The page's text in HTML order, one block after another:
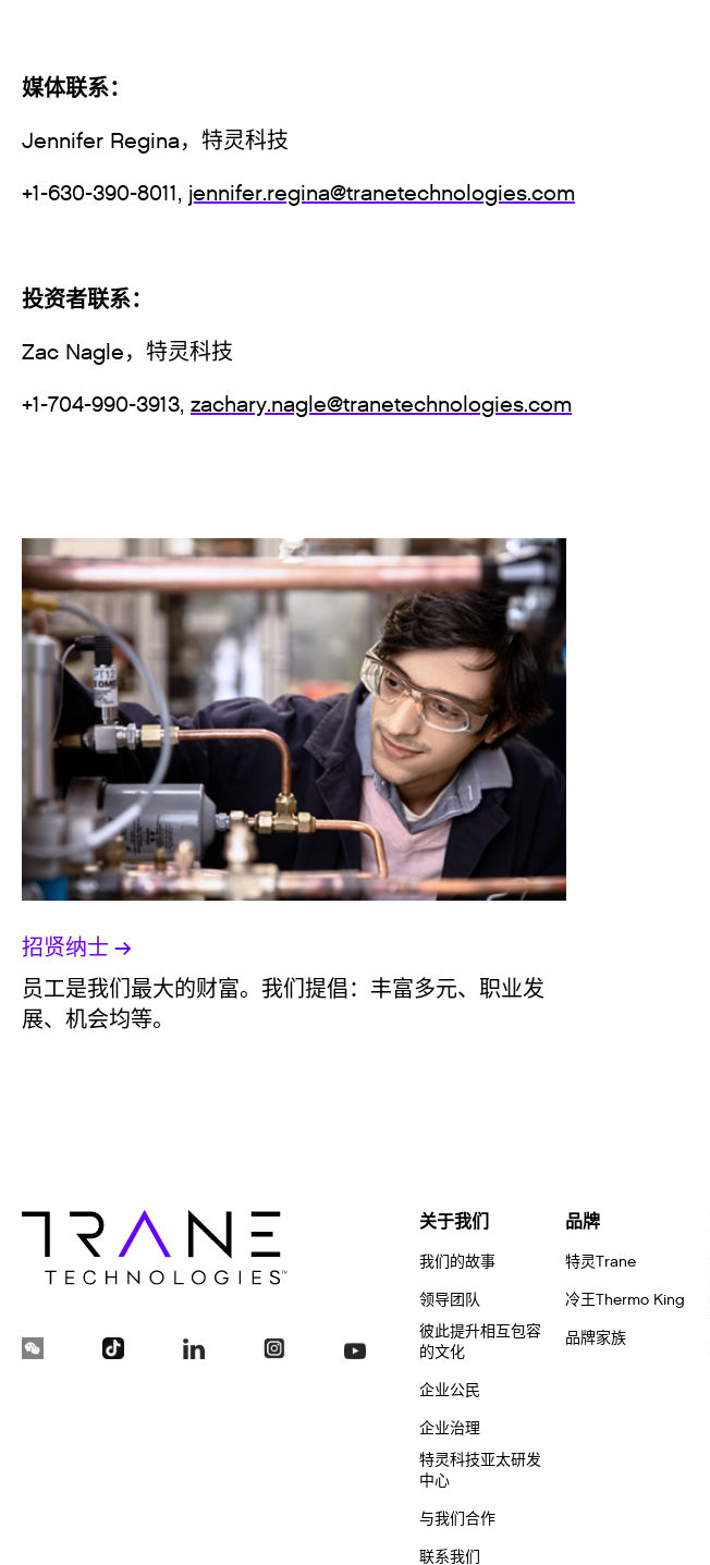
媒体联系：
Jennifer Regina，特灵科技
+1-630-390-8011, jennifer.regina@tranetechnologies.com
投资者联系：
Zac Nagle，特灵科技
+1-704-990-3913, zachary.nagle@tranetechnologies.com
招贤纳士
员工是我们最大的财富。我们提倡：丰富多元、职业发
展、机会均等。
关于我们
我们的故事
领导团队
彼此提升相互包容
的文化
企业公民
企业治理
特灵科技亚太研发
中心
与我们合作
联系我们
品牌
特灵Trane
冷王Thermo King
品牌家族